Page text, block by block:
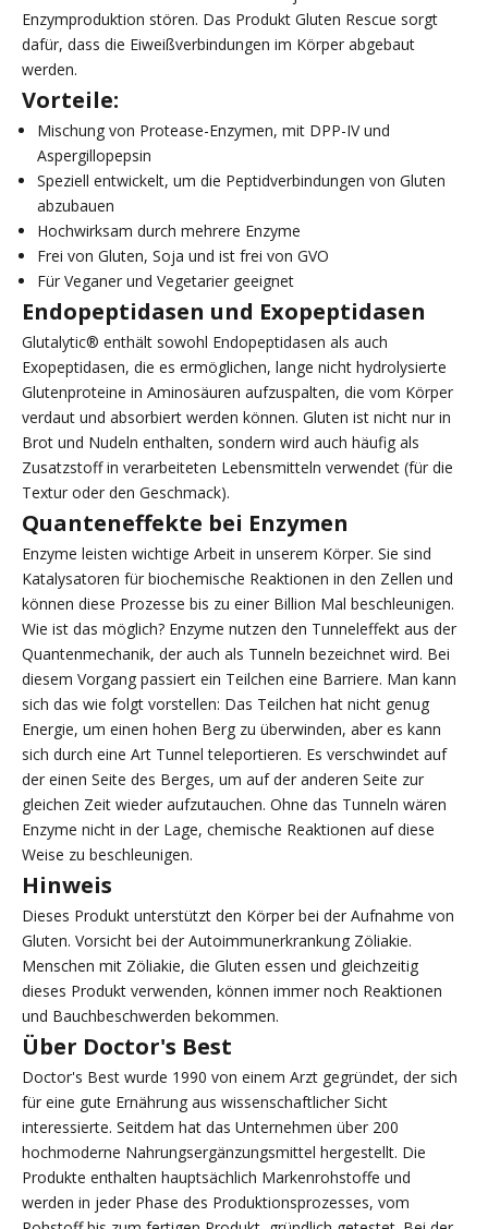
Enzymproduktion stören. Das Produkt Gluten Rescue sorgt
dafür, dass die Eiweißverbindungen im Körper abgebaut
werden.
Vorteile:
Mischung von Protease-Enzymen, mit DPP-IV und
Aspergillopepsin
Speziell entwickelt, um die Peptidverbindungen von Gluten
abzubauen
Hochwirksam durch mehrere Enzyme
Frei von Gluten, Soja und ist frei von GVO
Für Veganer und Vegetarier geeignet
Endopeptidasen und Exopeptidasen
Glutalytic® enthält sowohl Endopeptidasen als auch
Exopeptidasen, die es ermöglichen, lange nicht hydrolysierte
Glutenproteine in Aminosäuren aufzuspalten, die vom Körper
verdaut und absorbiert werden können. Gluten ist nicht nur in
Brot und Nudeln enthalten, sondern wird auch häufig als
Zusatzstoff in verarbeiteten Lebensmitteln verwendet (für die
Textur oder den Geschmack).
Quanteneffekte bei Enzymen
Enzyme leisten wichtige Arbeit in unserem Körper. Sie sind
Katalysatoren für biochemische Reaktionen in den Zellen und
können diese Prozesse bis zu einer Billion Mal beschleunigen.
Wie ist das möglich? Enzyme nutzen den Tunneleffekt aus der
Quantenmechanik, der auch als Tunneln bezeichnet wird. Bei
diesem Vorgang passiert ein Teilchen eine Barriere. Man kann
sich das wie folgt vorstellen: Das Teilchen hat nicht genug
Energie, um einen hohen Berg zu überwinden, aber es kann
sich durch eine Art Tunnel teleportieren. Es verschwindet auf
der einen Seite des Berges, um auf der anderen Seite zur
gleichen Zeit wieder aufzutauchen. Ohne das Tunneln wären
Enzyme nicht in der Lage, chemische Reaktionen auf diese
Weise zu beschleunigen.
Hinweis
Dieses Produkt unterstützt den Körper bei der Aufnahme von
Gluten. Vorsicht bei der Autoimmunerkrankung Zöliakie.
Menschen mit Zöliakie, die Gluten essen und gleichzeitig
dieses Produkt verwenden, können immer noch Reaktionen
und Bauchbeschwerden bekommen.
Über Doctor's Best
Doctor's Best wurde 1990 von einem Arzt gegründet, der sich
für eine gute Ernährung aus wissenschaftlicher Sicht
interessierte. Seitdem hat das Unternehmen über 200
hochmoderne Nahrungsergänzungsmittel hergestellt. Die
Produkte enthalten hauptsächlich Markenrohstoffe und
werden in jeder Phase des Produktionsprozesses, vom